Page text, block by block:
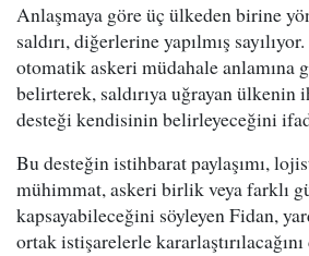
Anlaşmaya göre üç ülkeden birine
saldırı, diğerlerine yapılmış
otomatik askeri müdahale anlamına
belirterek, saldırıya uğrayan ülkenin
desteği kendisinin belirleyeceğini
Bu desteğin istihbarat paylaşımı,
mühimmat, askeri birlik veya farklı
kapsayabileceğini söyleyen Fidan,
ortak istişarelerle